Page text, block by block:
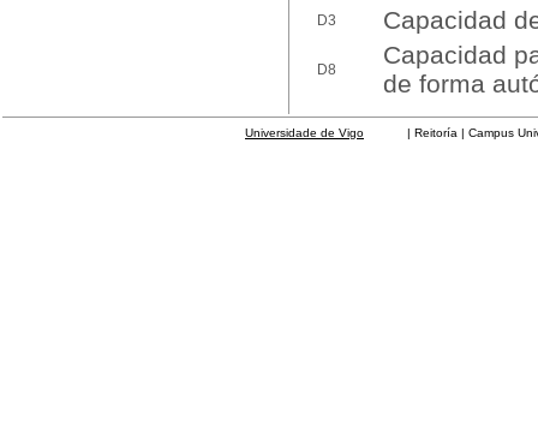
D3 Capacidad
D8
Capacidad
de forma
Universidade de Vigo | Reitoría | Campus